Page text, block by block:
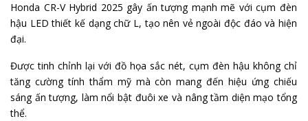
Honda CR-V Hybrid 2025 gây ấn tượng mạnh mẽ với cụm đèn
hậu LED thiết kế dạng chữ L, tạo nên vẻ ngoài độc đáo và hiện
đại.
Được tinh chỉnh lại với đồ họa sắc nét, cụm đèn hậu không chỉ
tăng cường tính thẩm mỹ mà còn mang đến hiệu ứng chiếu
sáng ấn tượng, làm nổi bật đuôi xe và nâng tầm diện mạo tổng
thể.